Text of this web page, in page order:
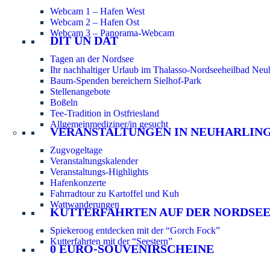
Webcam 1 – Hafen West
Webcam 2 – Hafen Ost
Webcam 3 – Panorama-Webcam
DIT UN DAT
Tagen an der Nordsee
Ihr nachhaltiger Urlaub im Thalasso-Nordseeheilbad
Baum-Spenden bereichern Sielhof-Park
Stellenangebote
Boßeln
Tee-Tradition in Ostfriesland
Allgemeinmediziner/in gesucht
VERANSTALTUNGEN IN
Zugvogeltage
Veranstaltungskalender
Veranstaltungs-Highlights
Hafenkonzerte
Fahrradtour zu Kartoffel und Kuh
Wattwanderungen
KUTTERFAHRTEN AUF DER NORDSEE
Spiekeroog entdecken mit der “Gorch Fock”
Kutterfahrten mit der “Seestern”
0 EURO-SOUVENIRSCHEINE